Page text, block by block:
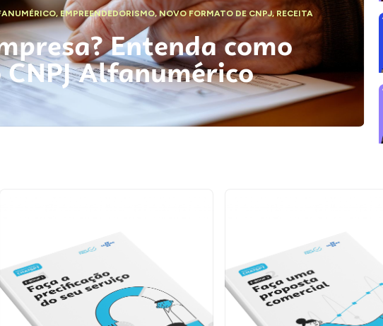
, EMPREENDEDORISMO,NOVO FORMATO DE CNPJ,RECEITA
Entenda como
Alfanumérico